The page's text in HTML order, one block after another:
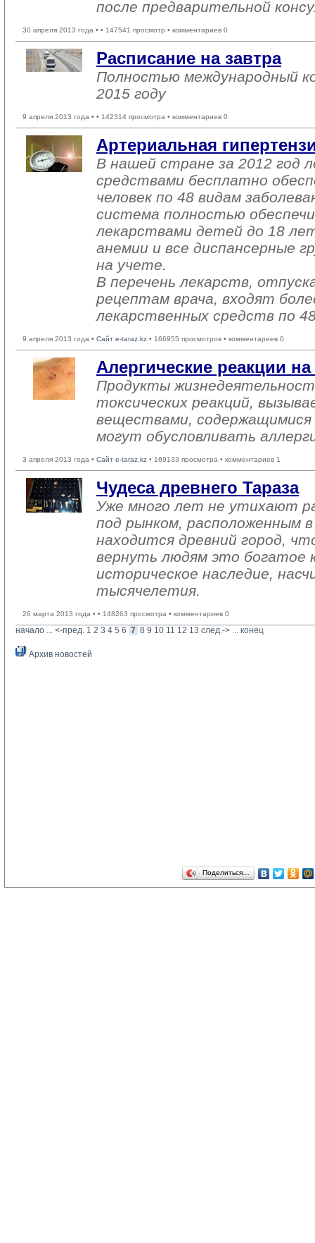
после предварительной
30 апреля 2013 года • • 147541 просмотр • комментариев 0
Расписание на завтра
Полностью международный
2015 году
9 апреля 2013 года • • 142314 просмотра • комментариев 0
Артериальная
В нашей стране за 2012 год
средствами бесплатно
человек по 48 видам
система полностью
лекарствами детей до 18
анемии и все диспансерные
на учете.
В перечень лекарств,
рецептам врача, входят
лекарственных средств по
9 апреля 2013 года • Сайт e-taraz.kz • 166955 просмотров • комментариев 0
Алергические реакции
Продукты
токсических реакций,
веществами, содержащимися
могут обусловливать
3 апреля 2013 года • Сайт e-taraz.kz • 169133 просмотра • комментариев 1
Чудеса древнего Тараза
Уже много лет не утихают
под рынком, расположенным
находится древний город,
вернуть людям это богатое
историческое наследие,
тысячелетия.
26 марта 2013 года • • 148263 просмотра • комментариев 0
начало ... <-пред. 1 2 3 4 5 6 7 8 9 10 11 12 13 след.-> ... конец
Архив новостей
Поделиться…